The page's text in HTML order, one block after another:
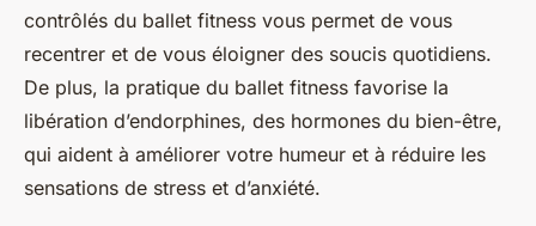
contrôlés du ballet fitness vous permet de vous
recentrer et de vous éloigner des soucis quotidiens.
De plus, la pratique du ballet fitness favorise la
libération d’endorphines, des hormones du bien-être,
qui aident à améliorer votre humeur et à réduire les
sensations de stress et d’anxiété.